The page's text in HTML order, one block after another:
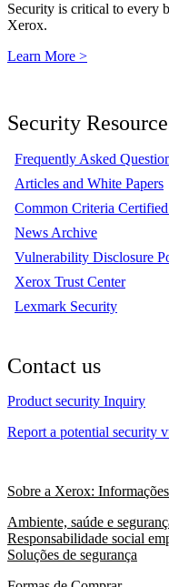
Security is critical to every
Xerox.
Learn More >
Security
Frequently Asked
Articles and White Papers
Common Criteria
News Archive
Vulnerability Disclosure
Xerox Trust Center
Lexmark Security
Contact us
Product security Inquiry
Report a potential security
Sobre a Xerox:
Ambiente, saúde e
Responsabilidade social
Soluções de segurança